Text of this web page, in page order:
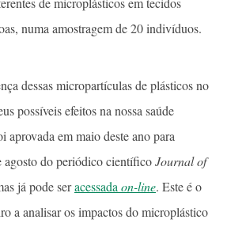
numa amostragem de 20 indivíduos.
dessas micropartículas de plásticos no
possíveis efeitos na nossa saúde
aprovada em maio deste ano para
agosto do periódico científicoJournal of
já pode seracessada on-line. Este é o
a analisar os impactos do microplástico